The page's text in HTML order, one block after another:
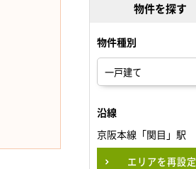
物件を探す
物件種別
沿線
京阪本線「関目」駅
エリアを再設定